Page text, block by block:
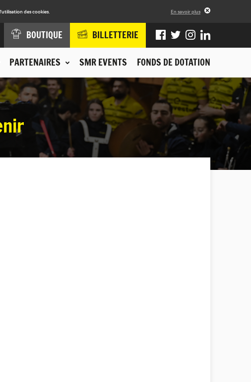
des cookies. En savoir plus
PARTENAIRES SMR EVENTS FONDS DE DOTATION
BOUTIQUE BILLETTERIE